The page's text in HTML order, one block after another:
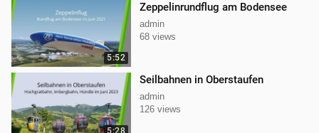
5:52
Zeppelinrundflug am Bodensee
admin
68 views
5:28
Seilbahnen in Oberstaufen
admin
126 views